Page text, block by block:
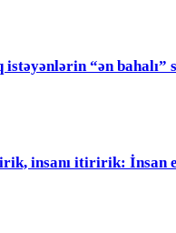
“ən
insanı itiririk: İnsan